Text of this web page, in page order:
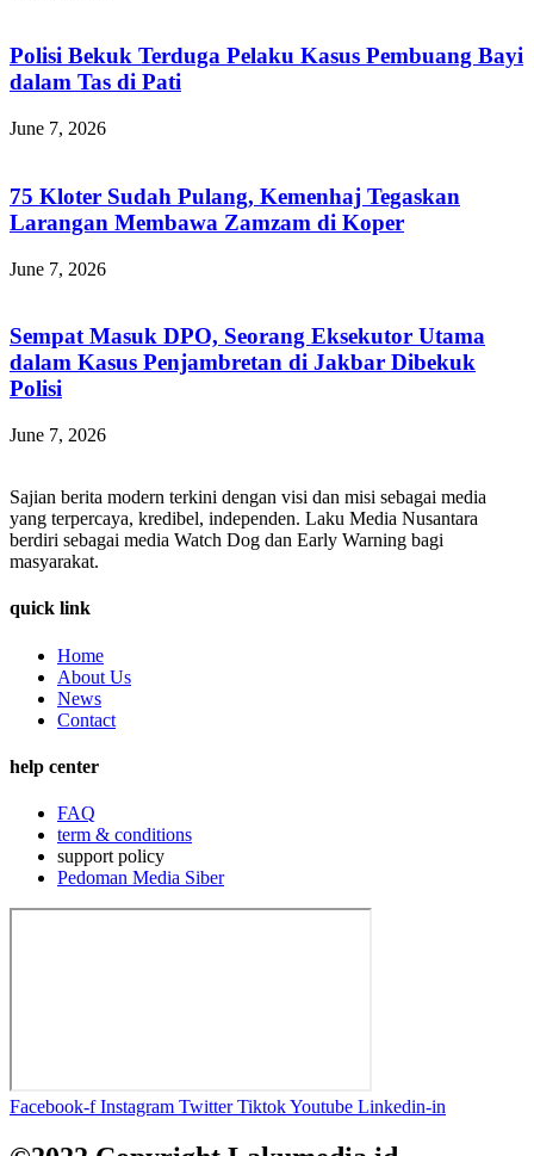
Polisi Bekuk Terduga Pelaku Kasus Pembuang Bayi
dalam Tas di Pati
June 7, 2026
75 Kloter Sudah Pulang, Kemenhaj Tegaskan
Larangan Membawa Zamzam di Koper
June 7, 2026
Sempat Masuk DPO, Seorang Eksekutor Utama
dalam Kasus Penjambretan di Jakbar Dibekuk
Polisi
June 7, 2026
Sajian berita modern terkini dengan visi dan misi sebagai media
yang terpercaya, kredibel, independen. Laku Media Nusantara
berdiri sebagai media Watch Dog dan Early Warning bagi
masyarakat.
quick link
Home
About Us
News
Contact
help center
FAQ
term & conditions
support policy
Pedoman Media Siber
Facebook-f Instagram Twitter TiktokYoutube Linkedin-in